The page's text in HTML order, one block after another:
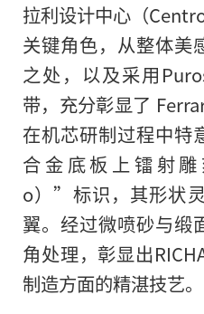
拉利设计中心（
关键角色，从整体美
之处，以及采用
带，充分彰显了
在机芯研制过程中特
合金底板上镭射
o）”标识，其形状
翼。经过微喷砂与缎
角处理，彰显出
制造方面的精湛技艺。